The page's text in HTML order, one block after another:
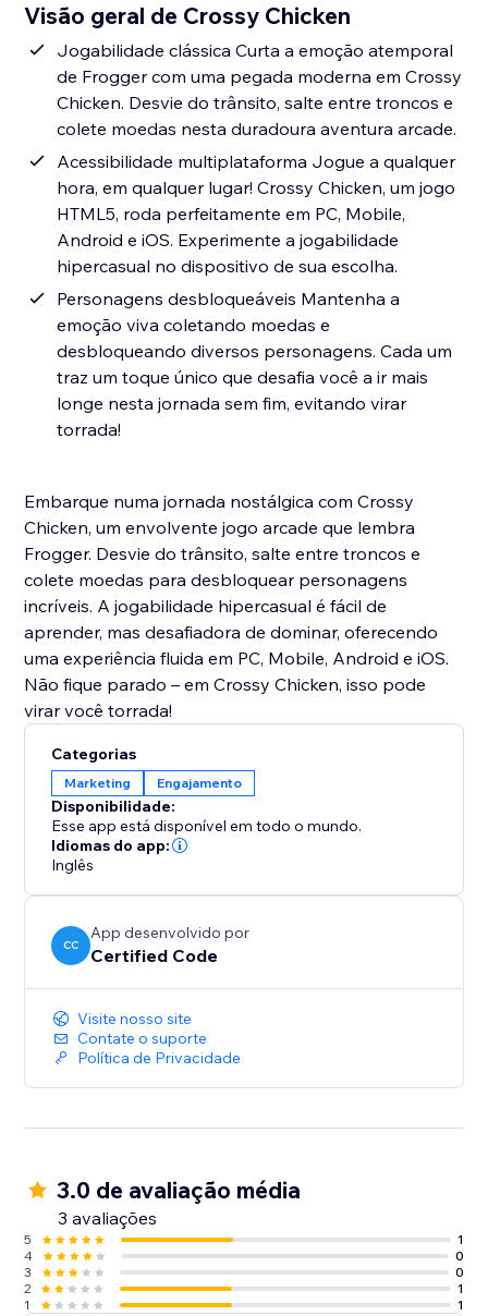
Visão geral de Crossy Chicken
Jogabilidade clássica Curta a emoção atemporal
de Frogger com uma pegada moderna em Crossy
Chicken. Desvie do trânsito, salte entre troncos e
colete moedas nesta duradoura aventura arcade.
Acessibilidade multiplataforma Jogue a qualquer
hora, em qualquer lugar! Crossy Chicken, um jogo
HTML5, roda perfeitamente em PC, Mobile,
Android e iOS. Experimente a jogabilidade
hipercasual no dispositivo de sua escolha.
Personagens desbloqueáveis Mantenha a
emoção viva coletando moedas e
desbloqueando diversos personagens. Cada um
traz um toque único que desafia você a ir mais
longe nesta jornada sem fim, evitando virar
torrada!
Embarque numa jornada nostálgica com Crossy
Chicken, um envolvente jogo arcade que lembra
Frogger. Desvie do trânsito, salte entre troncos e
colete moedas para desbloquear personagens
incríveis. A jogabilidade hipercasual é fácil de
aprender, mas desafiadora de dominar, oferecendo
uma experiência fluida em PC, Mobile, Android e iOS.
Não fique parado – em Crossy Chicken, isso pode
virar você torrada!
Categorias
Marketing Engajamento
Disponibilidade:
Esse app está disponível em todo o mundo.
Idiomas do app:
Inglês
CC
App desenvolvido por
Certified Code
Visite nosso site
Contate o suporte
Política de Privacidade
3.0 de avaliação média
3 avaliações
5
1
4
0
3
0
2
1
1
1